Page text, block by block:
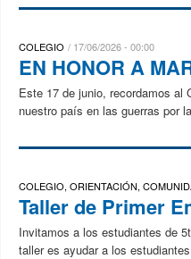
COLEGIO 17/06/2026 - 00:00
EN HONOR A
Este 17 de junio, recordamos al
nuestro país en las guerras por
COLEGIO, ORIENTACIÓN,
Taller de Primer
Invitamos a los estudiantes de
taller es ayudar a los